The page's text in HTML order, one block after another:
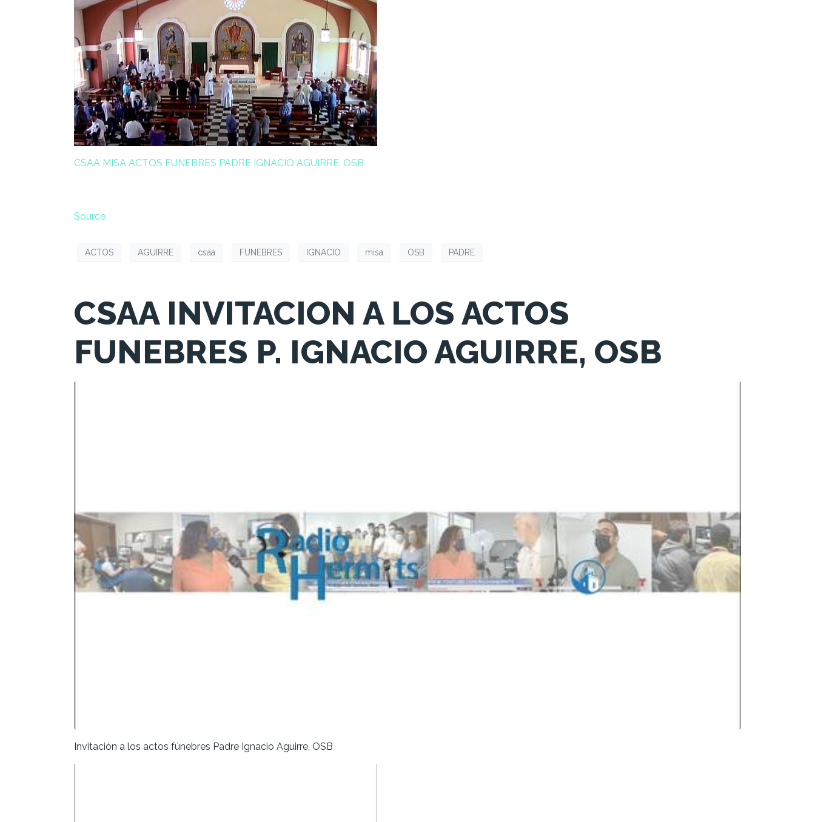
CSAA MISA ACTOS FUNEBRES PADRE IGNACIO AGUIRRE, OSB
Source
ACTOS AGUIRRE csaa FUNEBRES IGNACIO misa OSB PADRE
CSAA INVITACION A LOS ACTOS
FUNEBRES P. IGNACIO AGUIRRE, OSB
Invitación a los actos fúnebres Padre Ignacio Aguirre, OSB